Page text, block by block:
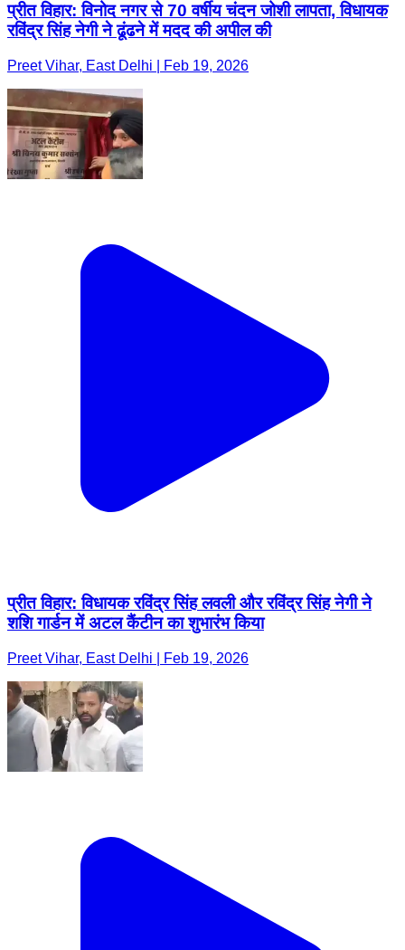
प्रीत विहार: विनोद नगर से 70 वर्षीय चंदन जोशी लापता, विधायक
रविंद्र सिंह नेगी ने ढूंढने में मदद की अपील की
Preet Vihar, East Delhi | Feb 19, 2026
प्रीत विहार: विधायक रविंद्र सिंह लवली और रविंद्र सिंह नेगी ने
शशि गार्डन में अटल कैंटीन का शुभारंभ किया
Preet Vihar, East Delhi | Feb 19, 2026